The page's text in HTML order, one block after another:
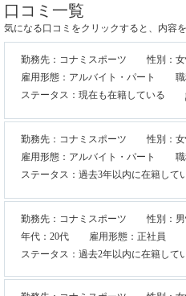
口コミ一覧
気になる口コミをクリックすると、内容
勤務先：コナミスポーツ 性別：
雇用形態：アルバイト・パート
ステータス：現在も在籍している
勤務先：コナミスポーツ 性別：
雇用形態：アルバイト・パート
ステータス：過去3年以内に在籍して
勤務先：コナミスポーツ
性別：
年代：20代
雇用形態：正社員
ステータス：過去2年以内に在籍して